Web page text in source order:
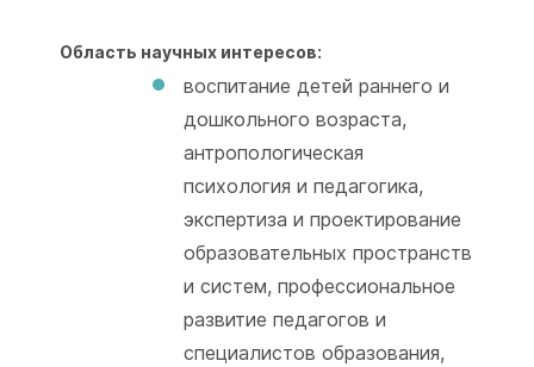
Область научных интересов:
воспитание детей раннего и
дошкольного возраста,
антропологическая
психология и педагогика,
экспертиза и проектирование
образовательных пространств
и систем, профессиональное
развитие педагогов и
специалистов образования,